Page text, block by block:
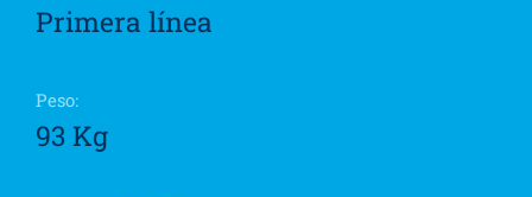
Primera línea
Peso:
93 Kg